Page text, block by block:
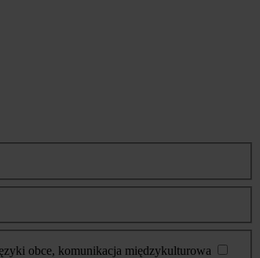
obce, komunikacja międzykulturowa